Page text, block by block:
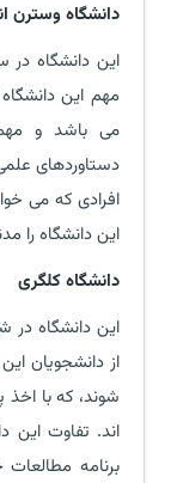
دانشگاه وسترن
مهم این
می باشد و
دستاوردهای
افرادی که می
این دانشگاه را
دانشگاه کلگری
از دانشجویان
شوند، که با
اند. تفاوت این
برنامه